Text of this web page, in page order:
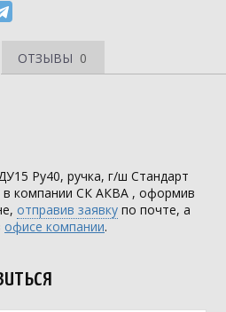
ОТЗЫВЫ 0
Ру40, ручка, г/ш Стандарт
компании СК АКВА , оформив
отправив заявку по почте, а
офисе компании.